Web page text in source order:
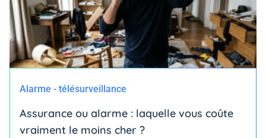
Alarme - télésurveillance
Assurance ou alarme : laquelle vous coûte
vraiment le moins cher ?